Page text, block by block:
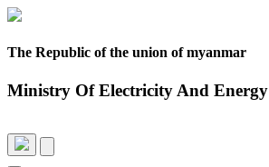
The Republic of the union of myanmar
Ministry Of Electricity And Energy